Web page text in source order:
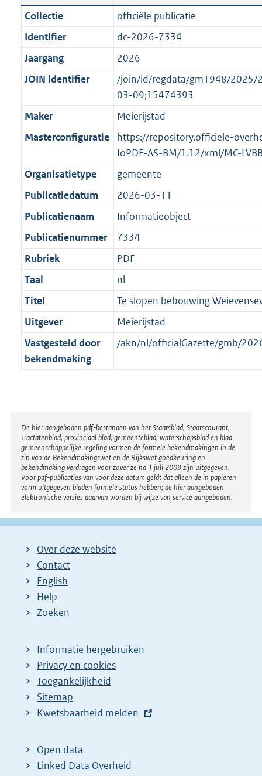
i
c
a
t
i
i
n
f
r
m
a
a
t
t
t
e
:
o
b
e
k
n
d
a
n
d
g
r
o
o
t
t
e
:
1
K
b
Collectie
officiële publicatie
Identifier
dc-2026-7334
Jaargang
2026
JOIN identifier
/join/id/regdata/gm1948/
03-09;15474393
Maker
Meierijstad
Masterconfiguratie
https://repository.officiele-
IoPDF-AS-BM/1.12/xml/MC-
Organisatietype
gemeente
Publicatiedatum
2026-03-11
Publicatienaam
Informatieobject
Publicatienummer
7334
Rubriek
PDF
Taal
nl
Titel
Te slopen bebouwing
Uitgever
Meierijstad
Vastgesteld door
bekendmaking
/akn/nl/officialGazette/gmb/
Disclaimer
De hier aangeboden pdf-bestanden van het Staatsblad, Staatscourant,
Tractatenblad, provinciaal blad, gemeenteblad, waterschapsblad en blad
gemeenschappelijke regeling vormen de formele bekendmakingen in de
zin van de Bekendmakingswet en de Rijkswet goedkeuring en
bekendmaking verdragen voor zover ze na 1 juli 2009 zijn uitgegeven.
Voor pdf-publicaties van vóór deze datum geldt dat alleen de in papieren
vorm uitgegeven bladen formele status hebben; de hier aangeboden
elektronische versies daarvan worden bij wijze van service aangeboden.
Over deze website
Contact
English
Help
Zoeken
Informatie hergebruiken
Privacy en cookies
Toegankelijkheid
Sitemap
E
t
e
Kwetsbaarheid melden
Open data
Linked Data Overheid